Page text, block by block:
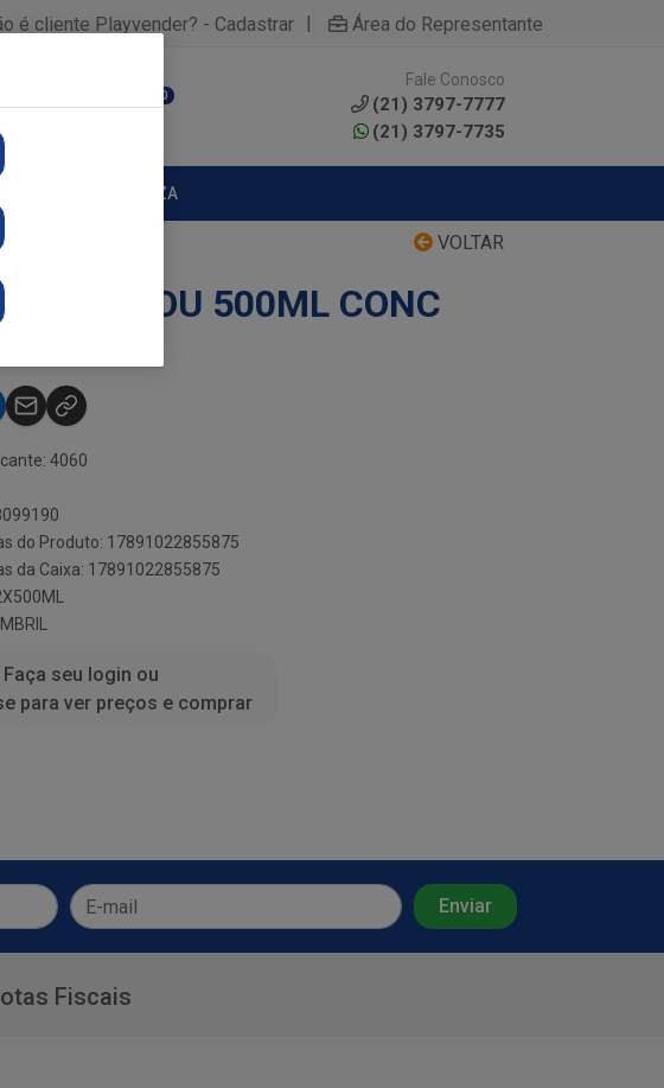
é cliente Playvender? - Cadastrar | Área do Representante
0
Fale Conosco
(21) 3797-7777
(21) 3797-7735
LIMPEZA
VOLTAR
BIJOU 500ML CONC
4060
do Produto: 17891022855875
da Caixa: 17891022855875
Faça seu login ou
para ver preços e comprar
Fiscais